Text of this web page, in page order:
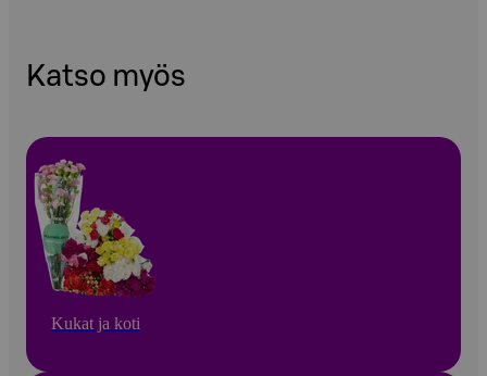
Katso myös
Kukat ja koti